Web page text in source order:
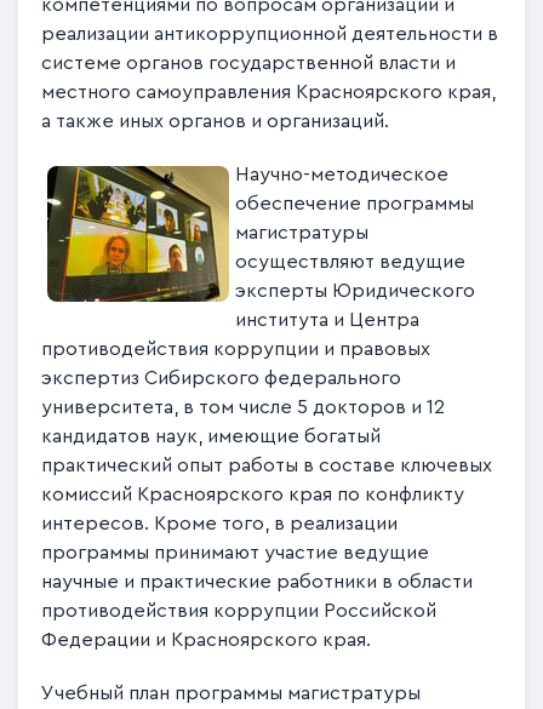
компетенциями по вопросам организации и
реализации антикоррупционной деятельности в
системе органов государственной власти и
местного самоуправления Красноярского края,
а также иных органов и организаций.
Научно-методическое
обеспечение программы
магистратуры
осуществляют ведущие
эксперты Юридического
института и Центра
противодействия коррупции и правовых
экспертиз Сибирского федерального
университета, в том числе 5 докторов и 12
кандидатов наук, имеющие богатый
практический опыт работы в составе ключевых
комиссий Красноярского края по конфликту
интересов. Кроме того, в реализации
программы принимают участие ведущие
научные и практические работники в области
противодействия коррупции Российской
Федерации и Красноярского края.
Учебный план программы магистратуры